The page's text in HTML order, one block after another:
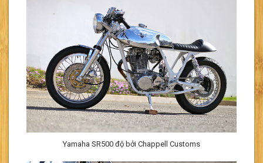
Yamaha SR500 độ bởi Chappell Customs